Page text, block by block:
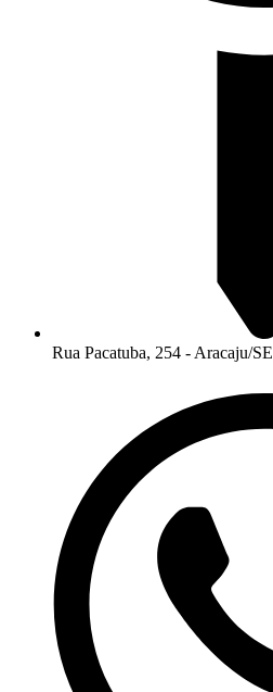
Rua Pacatuba, 254 - Aracaju/SE